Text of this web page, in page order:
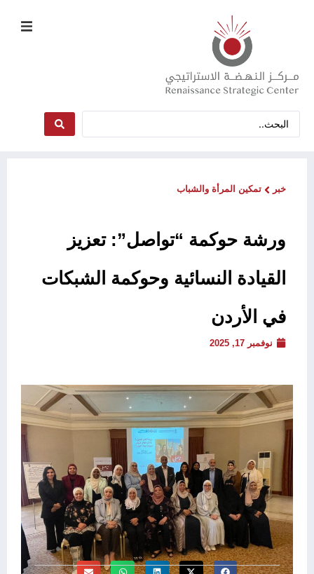
خبر تمكين المرأة والشباب
ورشة حوكمة “تواصل”: تعزيز
القيادة النسائية وحوكمة الشبكات
في الأردن
نوفمبر 17, 2025